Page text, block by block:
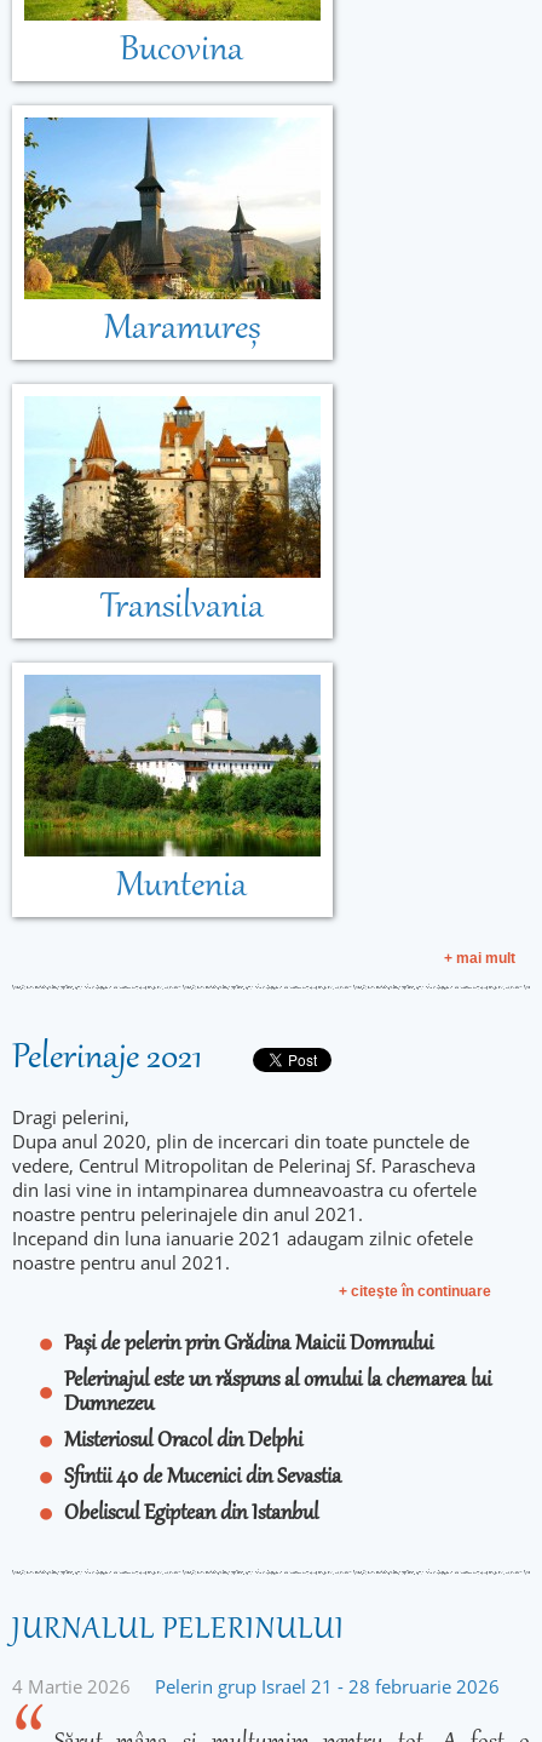
Bucovina
Maramureș
Transilvania
Muntenia
+ mai mult
Pelerinaje 2021
Dragi pelerini,
Dupa anul 2020, plin de incercari din toate punctele de
vedere, Centrul Mitropolitan de Pelerinaj Sf. Parascheva
din Iasi vine in intampinarea dumneavoastra cu ofertele
noastre pentru pelerinajele din anul 2021.
Incepand din luna ianuarie 2021 adaugam zilnic ofetele
noastre pentru anul 2021.
+ citeşte în continuare
Pași de pelerin prin Grădina Maicii Domnului
Pelerinajul este un răspuns al omului la chemarea lui
Dumnezeu
Misteriosul Oracol din Delphi
Sfintii 40 de Mucenici din Sevastia
Obeliscul Egiptean din Istanbul
JURNALUL PELERINULUI
4 Martie 2026 Pelerin grup Israel 21 - 28 februarie 2026